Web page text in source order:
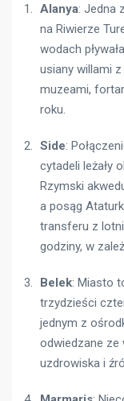
Alanya: Jedna
na Riwierze
wodach
usiany willami
muzeami,
roku.
Side:
cytadeli leżały
Rzymski
a posąg
transferu z
godziny, w
Belek: Miasto
trzydzieści
jednym z
odwiedzane ze
uzdrowiska i